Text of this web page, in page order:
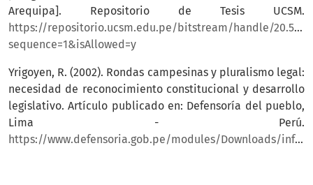
Arequipa]. Repositorio de Tesis UCSM.
https://repositorio.ucsm.edu.pe/bitstream/handle/
sequence=1&isAllowed=y
Yrigoyen, R. (2002). Rondas campesinas y pluralismo legal:
necesidad de reconocimiento constitucional y desarrollo
legislativo. Artículo publicado en: Defensoría del pueblo,
Lima - Perú.
https://www.defensoria.gob.pe/modules/Downloads/informes/varios/2005/rondas_campesinas.pdf